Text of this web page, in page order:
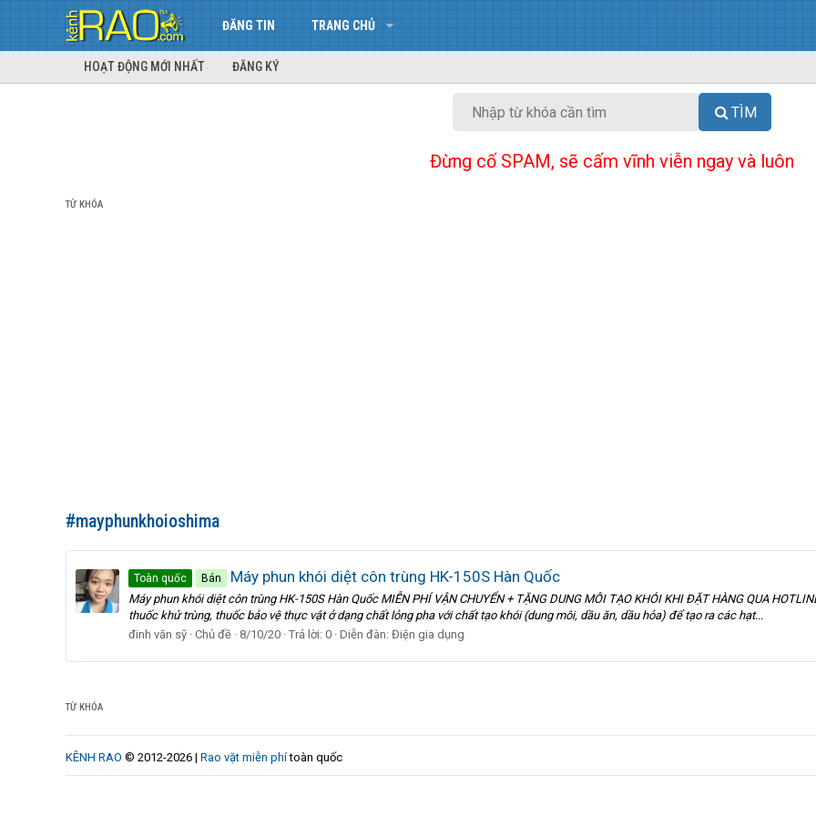
ĐĂNG TIN TRANG CHỦ
HOẠT ĐỘNG MỚI NHẤT ĐĂNG KÝ
TÌM
Đừng cố SPAM, sẽ cấm vĩnh viễn ngay và luôn
TỪ KHÓA
#mayphunkhoioshima
Toàn quốc Bán Máy phun khói diệt côn trùng HK-150S Hàn Quốc
Máy phun khói diệt côn trùng HK-150S Hàn Quốc MIỄN PHÍ VẬN CHUYỂN + TẶNG DUNG MÔI TẠO KHÓI KHI ĐẶT HÀNG QUA
thuốc khử trùng, thuốc bảo vệ thực vật ở dạng chất lỏng pha với chất tạo khói (dung môi, dầu ăn, dầu hỏa) để tạo ra các hạt...
đinh văn sỹ Chủ đề 8/10/20 Trả lời: 0 Diễn đàn: Điện gia dụng
TỪ KHÓA
KÊNH RAO © 2012-2026 | Rao vặt miễn phítoàn quốc